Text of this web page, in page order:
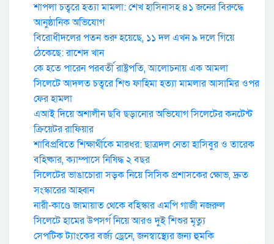
শাপলা চত্বরে হত্যা মামলা: শেখ হাসিনাসহ ৪১ জনের বিরুদ্ধে
আনুষ্ঠানিক অভিযোগ
বিরোধীদলের পতন শুরু হয়েছে, ১১ দল এখন ৯ দলে গিয়ে
ঠেকেছে: রাশেদ খান
কে হতে পারেন পরবর্তী রাষ্ট্রপতি, আলোচনায় এক আমলা
সিলেটে আদলত চত্বরে শিশু ফাহিমা হত্যা মামলার আসামির ওপর
ফের হামলা
এআই দিয়ে অশালীন ছবি ছড়ানোর অভিযোগ সিলেটের কনটেন্ট
ক্রিয়েটর রাফিয়ার
শাবিপ্রবিতে শিক্ষার্থীকে মারধর: ছাত্রদল নেতা হাসিবুর ও তারেক
বহিষ্কার, ক্যাম্পাসে নিষিদ্ধ ২ বছর
সিলেটের ভাঙাচোরা সড়ক নিয়ে সিসিক প্রশাসকের ক্ষোভ, দ্রুত
সংস্কারের আহ্বান
নারী-কাণ্ডে জামায়াত থেকে বহিস্কার এমপি গাজী নজরুল
সিলেটে হামের উপসর্গ নিয়ে আরও দুই শিশুর মৃত্যু
সেপটিক ট্যাংকের বর্জ্য ড্রেনে, জনস্বাস্থ্যের জন্য হুমকি